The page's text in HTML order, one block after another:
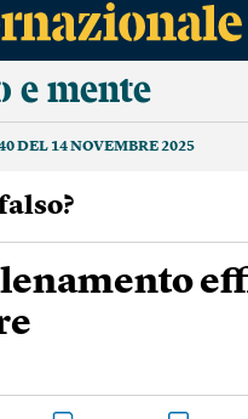
e mente
DEL 14 NOVEMBRE 2025
falso?